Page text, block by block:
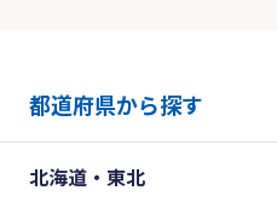
都道府県から探す
北海道・東北